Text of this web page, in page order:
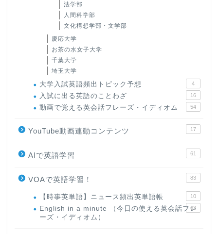
法学部
人間科学部
文化構想学部・文学部
慶応大学
お茶の水女子大学
千葉大学
埼玉大学
大学入試英語頻出トピック予想 4
入試に出る英語のことわざ 16
動画で覚える英会話フレーズ・イディオム 54
YouTube動画連動コンテンツ 17
AIで英語学習 61
VOAで英語学習！ 83
【時事英単語】ニュース頻出英単語帳 10
English in a minute （今日の使える英会話フレ
ーズ・イディオム）
63